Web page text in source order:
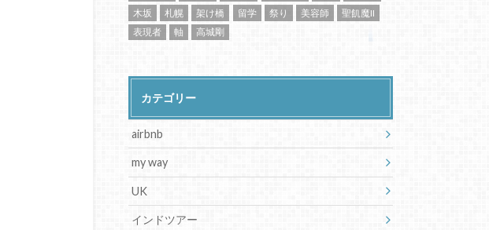
木坂
札幌 架け橋 留学 祭り 美容師
聖飢魔II
表現者
軸 高城剛
カテゴリー
airbnb
my way
UK
インドツアー